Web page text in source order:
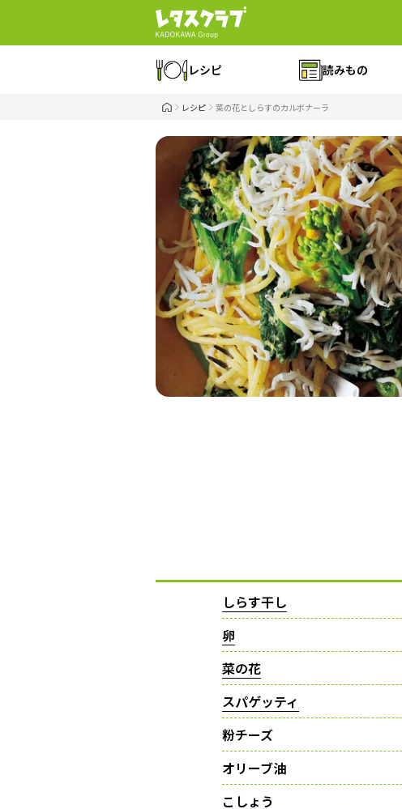
レシピ 読みもの
レシピ 菜の花としらすのカルボナーラ
しらす干し
卵
菜の花
スパゲッティ
粉チーズ
オリーブ油
こしょう